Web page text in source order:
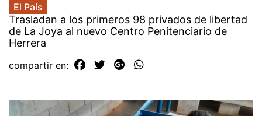
El País
Trasladan a los primeros 98 privados de libertad
de La Joya al nuevo Centro Penitenciario de
Herrera
compartir en: